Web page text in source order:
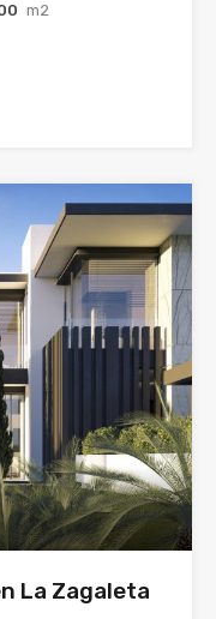
m2
La Zagaleta